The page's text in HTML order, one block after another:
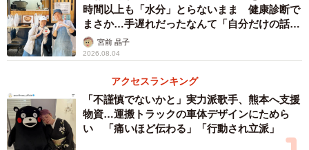
時間以上も「水分」とらないまま 健康診断で
まさか…手遅れだったなんて「自分だけの話で
はなく、日本中で起きている問題では？」
宮前 晶子
2026.08.04
アクセスランキング
「不謹慎でないかと」実力派歌手、熊本へ支援
物資…運搬トラックの車体デザインにためら
い 「痛いほど伝わる」「行動され立派」